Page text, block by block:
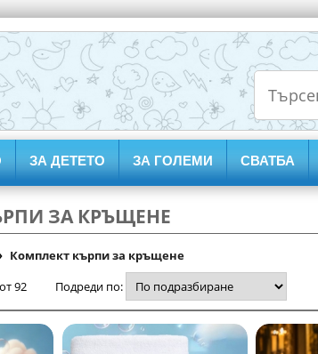
ЗА ДЕТЕТО ЗА ГОЛЕМИ СВАТБА
ЗА КРЪЩЕНЕ
Комплект кърпи за кръщене
92
Подреди по: